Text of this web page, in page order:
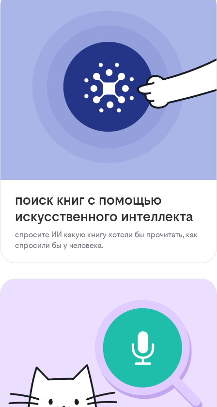
поиск книг с помощью
искусственного интеллекта
спросите ИИ какую книгу хотели бы прочитать, как
спросили бы у человека.